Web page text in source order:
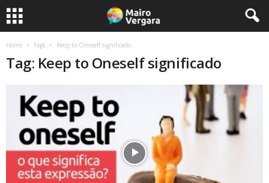
Home Tags Keep to Oneself significado
Tag: Keep to Oneself significado